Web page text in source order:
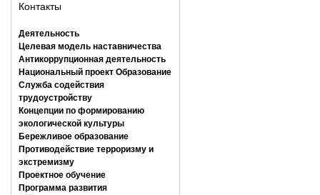
Контакты
Деятельность
Целевая модель наставничества
Антикоррупционная деятельность
Национальный проект Образование
Служба содействия
трудоустройству
Концепции по формированию
экологической культуры
Бережливое образование
Противодействие терроризму и
экстремизму
Проектное обучение
Программа развития